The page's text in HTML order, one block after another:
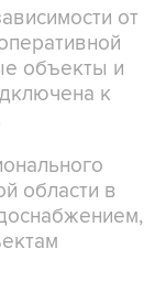
от
объекты и
к
области в